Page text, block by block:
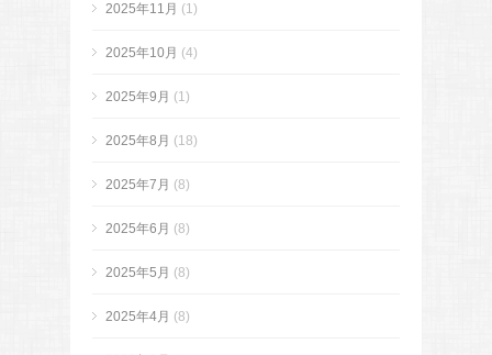
2025年11月 (1)
2025年10月 (4)
2025年9月 (1)
2025年8月 (18)
2025年7月 (8)
2025年6月 (8)
2025年5月 (8)
2025年4月 (8)